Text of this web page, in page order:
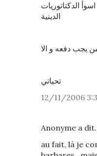
الدكتاتوريات
الدينية
تحياتي
12/11/2006
Anonyme a
au fait, là je